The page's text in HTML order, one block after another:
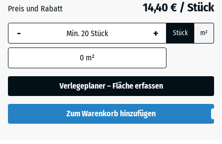
Grasgrün - 2,10 €
Himmelblau - 0,30 €
Schiefergrau - 0,30 €
Preis und Rabatt 14,40 € / Stück
- + Stück m²
0 m²
Verlegeplaner – Fläche erfassen
Zum Warenkorb hinzufügen